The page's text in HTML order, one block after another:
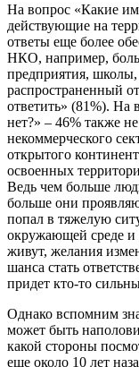
На вопрос «Какие
действующие на
ответы еще более
НКО, например,
предприятия,
распространенный
ответить» (81%).
нет?» – 46% также
некоммерческого
открытого
освоенных
Ведь чем больше
больше они
попал в тяжелую
окружающей среде и
живут, желания
шанса стать
придет кто-то
Однако вспомним
может быть
какой стороны
еще около 10 лет